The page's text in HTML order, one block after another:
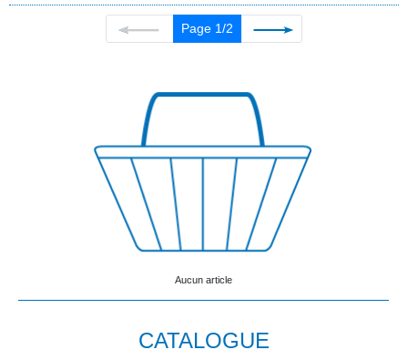
Page 1/2
Aucun article
CATALOGUE